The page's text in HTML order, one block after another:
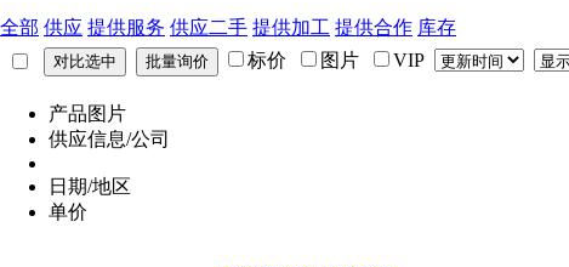
全部 供应 提供服务 供应二手 提供加工 提供合作 库存
标价
图片 VIP
产品图片
供应信息/公司
日期/地区
单价